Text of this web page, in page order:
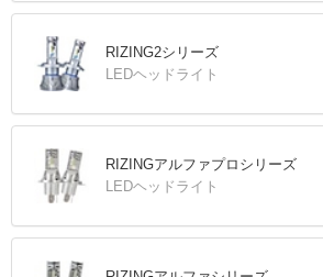
RIZING2シリーズ
LEDヘッドライト
RIZINGアルファプロシリーズ
LEDヘッドライト